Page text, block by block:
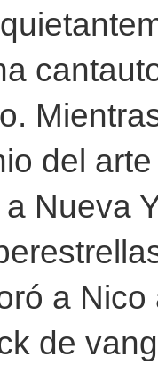
del
Nueva
a
de